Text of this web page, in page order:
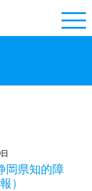
岡県知的障
）